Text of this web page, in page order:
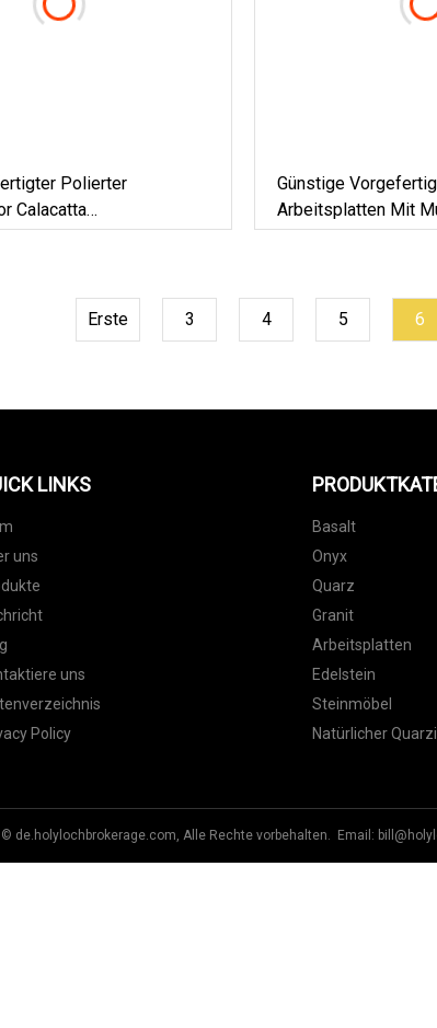
Polierter
Calacatta
Gold Quarz-
Günstige
Arbeitsplatten Mit
Erste 3 4 5 6
LINKS
uns
uns
Policy
Basalt
Onyx
Quarz
Granit
Arbeitsplatten
Edelstein
Steinmöbel
Natürlicher
© de.holylochbrokerage.com, Alle Rechte vorbehalten. Email: